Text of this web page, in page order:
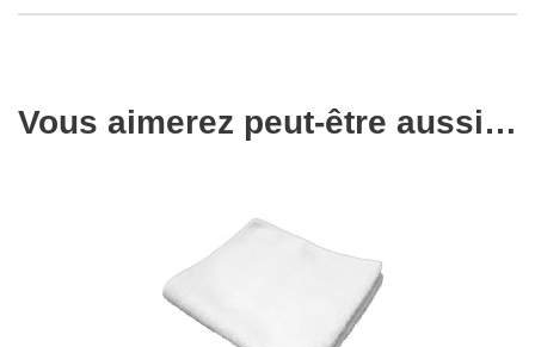
Vous aimerez peut-être aussi…